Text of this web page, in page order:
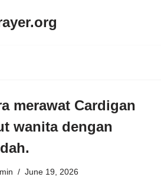
merawat Cardigan
wanita dengan
June 19, 2026